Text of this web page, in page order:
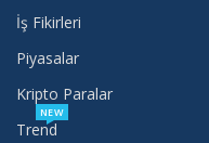
İş Fikirleri
Piyasalar
Kripto Paralar
Trend
NEW